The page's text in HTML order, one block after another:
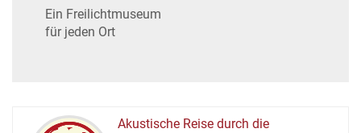
Ein Freilichtmuseum
für jeden Ort
Akustische Reise durch die